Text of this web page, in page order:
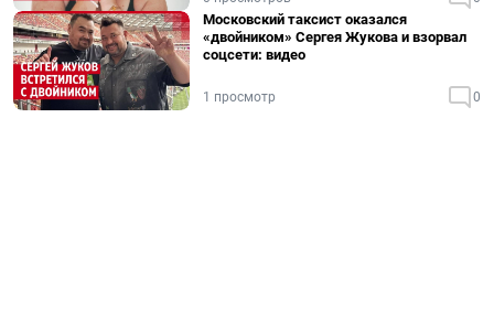
Московский таксист оказался
«двойником» Сергея Жукова и взорвал
соцсети: видео
1 просмотр 0